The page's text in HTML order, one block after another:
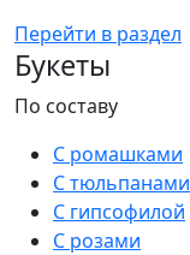
Перейти в раздел
Букеты
По составу
С ромашками
С тюльпанами
С гипсофилой
С розами